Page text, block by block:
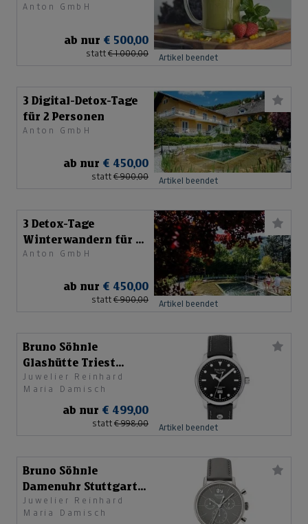
Person
Anton GmbH
ab nur € 500,00
statt € 1.000,00 Artikel beendet
3 Digital-Detox-Tage
für 2 Personen
Anton GmbH
ab nur € 450,00
statt € 900,00 Artikel beendet
3 Detox-Tage
Winterwandern für 2
Personen
Anton GmbH
ab nur € 450,00
statt € 900,00 Artikel beendet
Bruno Söhnle
Glashütte Triest
Sport 17-73222-761
Juwelier Reinhard
Maria Damisch
ab nur € 499,00
statt € 998,00 Artikel beendet
Bruno Söhnle
Damenuhr Stuttgart
17-13178-841
Juwelier Reinhard
Maria Damisch